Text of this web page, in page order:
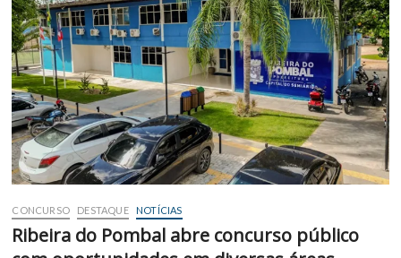
CONCURSO DESTAQUE NOTÍCIAS
Ribeira do Pombal abre concurso público